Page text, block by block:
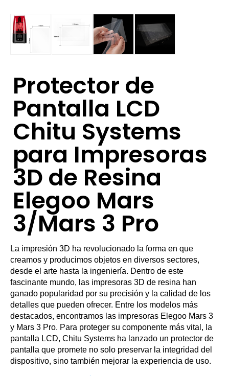
Protector de
Pantalla LCD
Chitu Systems
para Impresoras
3D de Resina
Elegoo Mars
3/Mars 3 Pro
La impresión 3D ha revolucionado la forma en que
creamos y producimos objetos en diversos sectores,
desde el arte hasta la ingeniería. Dentro de este
fascinante mundo, las impresoras 3D de resina han
ganado popularidad por su precisión y la calidad de los
detalles que pueden ofrecer. Entre los modelos más
destacados, encontramos las impresoras Elegoo Mars 3
y Mars 3 Pro. Para proteger su componente más vital, la
pantalla LCD, Chitu Systems ha lanzado un protector de
pantalla que promete no solo preservar la integridad del
dispositivo, sino también mejorar la experiencia de uso.